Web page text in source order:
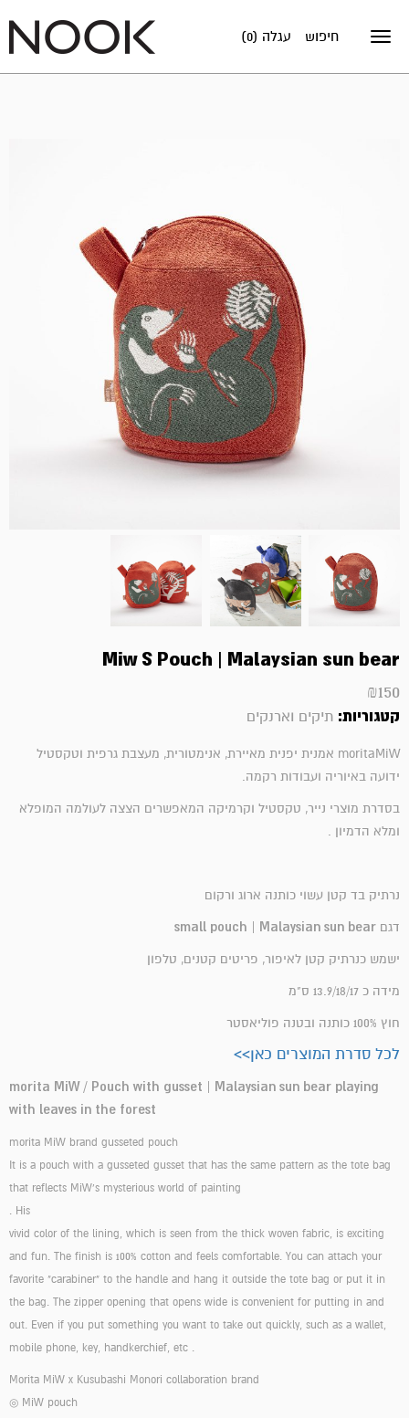
Toggle
עגלה (0) חיפוש
Miw S Pouch | Malaysian sun bear
₪150
קטגוריות: תיקים וארנקים
moritaMiW אמנית יפנית מאיירת, אנימטורית, מעצבת גרפית וטקסטיל
ידועה באיוריה ועבודות רקמה.
בסדרת מוצרי נייר, טקסטיל וקרמיקה המאפשרים הצצה לעולמה המופלא
ומלא הדמיון .
נרתיק בד קטן עשוי כותנה ארוג ורקום
דגם small pouch | Malaysian sun bear
ישמש כנרתיק קטן לאיפור, פריטים קטנים, טלפון
מידה כ 13.9/18/17 ס"מ
חוץ 100% כותנה ובטנה פוליאסטר
לכל סדרת המוצרים כאן>>
morita MiW / Pouch with gusset | Malaysian sun bear playing
with leaves in the forest
morita MiW brand gusseted pouch
It is a pouch with a gusseted gusset that has the same pattern as the tote bag
that reflects MiW's mysterious world of painting
. His
vivid color of the lining, which is seen from the thick woven fabric, is exciting
and fun. The finish is 100% cotton and feels comfortable. You can attach your
favorite "carabiner" to the handle and hang it outside the tote bag or put it in
the bag. The zipper opening that opens wide is convenient for putting in and
out. Even if you put something you want to take out quickly, such as a wallet,
mobile phone, key, handkerchief, etc .
Morita MiW x Kusubashi Monori collaboration brand
◎ MiW pouch